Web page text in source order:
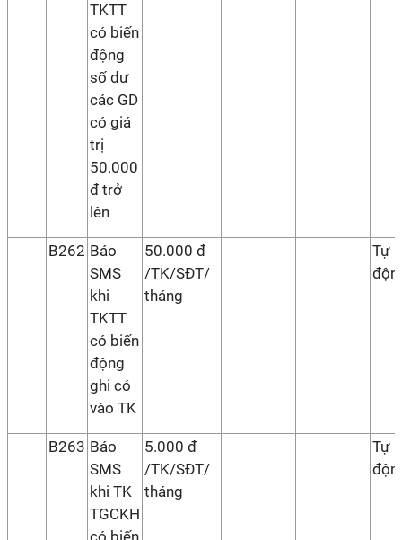
TKTT
có biến
động
số dư
các GD
có giá
trị
50.000
đ trở
lên
B262 Báo
SMS
khi
TKTT
có biến
động
ghi có
vào TK
50.000 đ
/TK/SĐT/
tháng
Tự
B263 Báo
SMS
khi TK
TGCKH
có biến
5.000 đ
/TK/SĐT/
tháng
Tự